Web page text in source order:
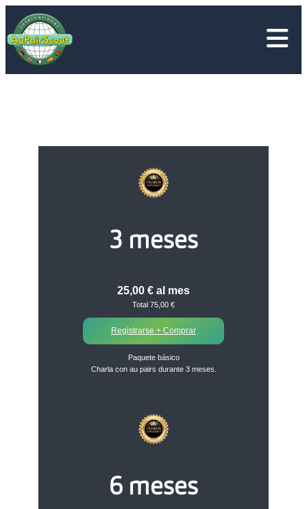
Saltar
contenido
3 meses
25,00 € al mes
Total 75,00 €
Registrarse + Comprar
Paquete básico
Charla con au pairs durante 3 meses.
6 meses